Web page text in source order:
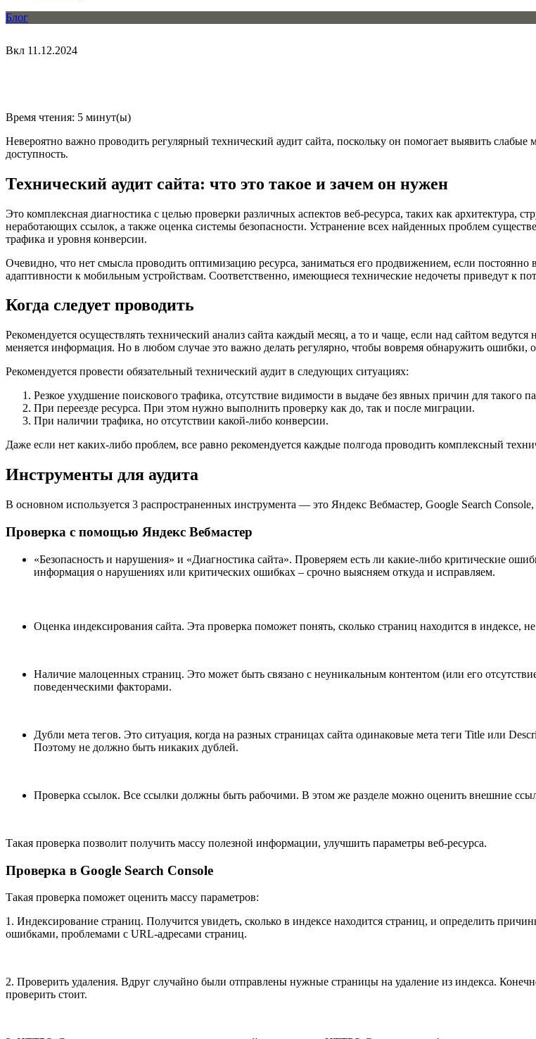
Блог
Вкл 11.12.2024
Время чтения: 5 минут(ы)
Невероятно важно проводить регулярный технический аудит сайта, поскольку он помогает выявить
доступность.
Технический аудит сайта: что это такое и зачем он нужен
Это комплексная диагностика с целью проверки различных аспектов веб-ресурса, таких как архитектура,
неработающих ссылок, а также оценка системы безопасности. Устранение всех найденных проблем
трафика и уровня конверсии.
Очевидно, что нет смысла проводить оптимизацию ресурса, заниматься его продвижением, если
адаптивности к мобильным устройствам. Соответственно, имеющиеся технические недочеты приведут к
Когда следует проводить
Рекомендуется осуществлять технический анализ сайта каждый месяц, а то и чаще, если над сайтом
меняется информация. Но в любом случае это важно делать регулярно, чтобы вовремя обнаружить ошибки,
Рекомендуется провести обязательный технический аудит в следующих ситуациях:
Резкое ухудшение поискового трафика, отсутствие видимости в выдаче без явных причин для такого
При переезде ресурса. При этом нужно выполнить проверку как до, так и после миграции.
При наличии трафика, но отсутствии какой-либо конверсии.
Даже если нет каких-либо проблем, все равно рекомендуется каждые полгода проводить комплексный
Инструменты для аудита
В основном используется 3 распространенных инструмента — это Яндекс Вебмастер, Google Search
Проверка с помощью Яндекс Вебмастер
«Безопасность и нарушения» и «Диагностика сайта». Проверяем есть ли какие-либо критические
информация о нарушениях или критических ошибках – срочно выясняем откуда и исправляем.
Оценка индексирования сайта. Эта проверка поможет понять, сколько страниц находится в индексе,
Наличие малоценных страниц. Это может быть связано с неуникальным контентом (или его
поведенческими факторами.
Дубли мета тегов. Это ситуация, когда на разных страницах сайта одинаковые мета теги Title или
Поэтому не должно быть никаких дублей.
Проверка ссылок. Все ссылки должны быть рабочими. В этом же разделе можно оценить внешние
Такая проверка позволит получить массу полезной информации, улучшить параметры веб-ресурса.
Проверка в Google Search Console
Такая проверка поможет оценить массу параметров:
1. Индексирование страниц. Получится увидеть, сколько в индексе находится страниц, и определить
ошибками, проблемами с URL-адресами страниц.
2. Проверить удаления. Вдруг случайно были отправлены нужные страницы на удаление из индекса.
проверить стоит.